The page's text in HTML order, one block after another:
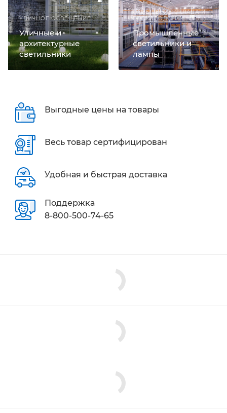
УЛИЧНОЕ ОСВЕЩЕНИЕ
Уличные и
архитектурные
светильники
ОСВЕЩЕНИЕ СКЛАДА И
ПРОИЗВОДСТВА
Промышленные
светильники и
лампы
Выгодные цены на товары
Весь товар сертифицирован
Удобная и быстрая доставка
Поддержка
8-800-500-74-65